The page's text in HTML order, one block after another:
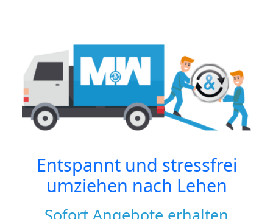
Entspannt und stressfrei
umziehen nach Lehen